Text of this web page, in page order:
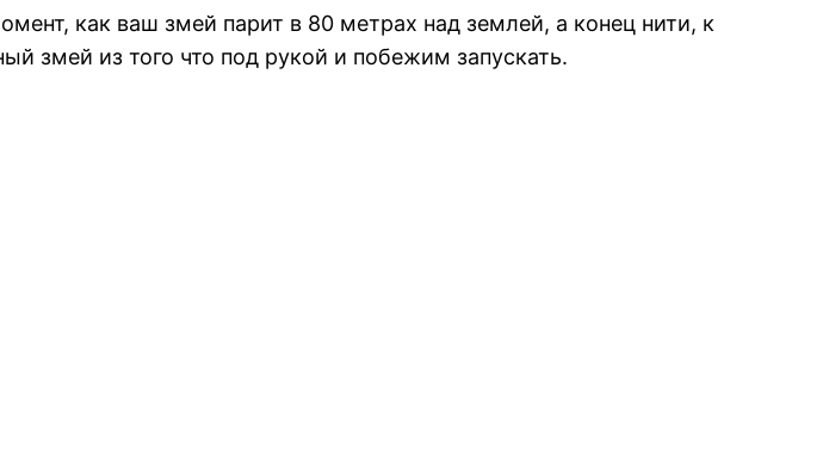
как ваш змей парит в 80 метрах над землей, а конец нити, к
змей из того что под рукой и побежим запускать.